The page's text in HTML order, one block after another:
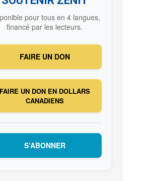
pour tous en 4 langues,
financé par les lecteurs.
FAIRE UN DON
FAIRE UN DON EN DOLLARS
CANADIENS
S’ABONNER